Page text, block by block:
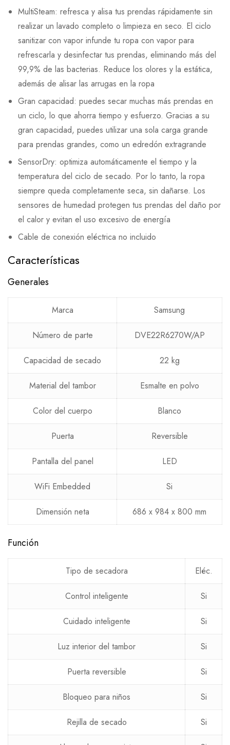
MultiSteam: refresca y alisa tus prendas rápidamente sin
realizar un lavado completo o limpieza en seco. El ciclo
sanitizar con vapor infunde tu ropa con vapor para
refrescarla y desinfectar tus prendas, eliminando más del
99,9% de las bacterias. Reduce los olores y la estática,
además de alisar las arrugas en la ropa
Gran capacidad: puedes secar muchas más prendas en
un ciclo, lo que ahorra tiempo y esfuerzo. Gracias a su
gran capacidad, puedes utilizar una sola carga grande
para prendas grandes, como un edredón extragrande
SensorDry: optimiza automáticamente el tiempo y la
temperatura del ciclo de secado. Por lo tanto, la ropa
siempre queda completamente seca, sin dañarse. Los
sensores de humedad protegen tus prendas del daño por
el calor y evitan el uso excesivo de energía
Cable de conexión eléctrica no incluido
Características
Generales
Marca Samsung
Número de parte DVE22R6270W/AP
Capacidad de secado 22 kg
Material del tambor Esmalte en polvo
Color del cuerpo Blanco
Puerta Reversible
Pantalla del panel LED
WiFi Embedded Si
Dimensión neta 686 x 984 x 800 mm
Función
Tipo de secadora Eléc.
Control inteligente Si
Cuidado inteligente Si
Luz interior del tambor Si
Puerta reversible Si
Bloqueo para niños Si
Rejilla de secado Si